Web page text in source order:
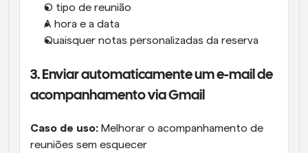
O tipo de reunião
A hora e a data
Quaisquer notas personalizadas da reserva
3. Enviar automaticamente um e-mail de
acompanhamento via Gmail
Caso de uso: Melhorar o acompanhamento de
reuniões sem esquecer